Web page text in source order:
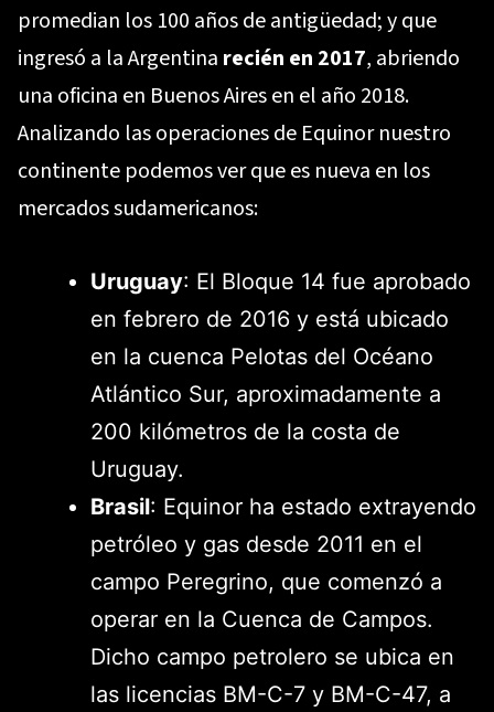
promedian los 100 años de antigüedad; y que
ingresó a la Argentina recién en 2017, abriendo
una oficina en Buenos Aires en el año 2018.
Analizando las operaciones de Equinor nuestro
continente podemos ver que es nueva en los
mercados sudamericanos:
Uruguay: El Bloque 14 fue aprobado
en febrero de 2016 y está ubicado
en la cuenca Pelotas del Océano
Atlántico Sur, aproximadamente a
200 kilómetros de la costa de
Uruguay.
Brasil: Equinor ha estado extrayendo
petróleo y gas desde 2011 en el
campo Peregrino, que comenzó a
operar en la Cuenca de Campos.
Dicho campo petrolero se ubica en
las licencias BM-C-7 y BM-C-47, a